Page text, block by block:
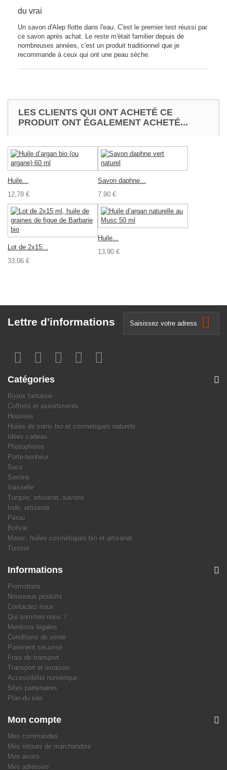
du vrai
Un savon d'Alep flotte dans l'eau. C'est le premier test réussi par
ce savon après achat. Le reste m'était familier depuis de
nombreuses années, c'est un produit traditionnel que je
recommande à ceux qui ont une peau sèche.
LES CLIENTS QUI ONT ACHETÉ CE
PRODUIT ONT ÉGALEMENT ACHETÉ...
Huile...
12,78 €
Savon daphne...
7,90 €
Lot de 2x15...
33,06 €
Huile...
13,90 €
Lettre d'informations
Catégories
Bijoux fantaisie
Coffrets et assortiments
Housses
Huiles de soins bio et cosmétiques naturels
Idées cadeau
Photophores
Porte-bonheur
Sacs
Savons
Vaisselle
Turquie, artisanat, savons
Inde, artisanat
Pérou
Bolivie
Maroc, huiles cosmétiques bio et artisanat
Tunisie
Informations
Promotions
Nouveaux produits
Contactez-nous
Qui sommes-nous ?
Mentions légales
Conditions de vente
Paiement sécurisé
Frais de transport
Transport et livraison
Accessibilité numérique
Sites partenaires
Plan du site
Mon compte
Mes commandes
Mes retours de marchandise
Mes avoirs
Mes adresses